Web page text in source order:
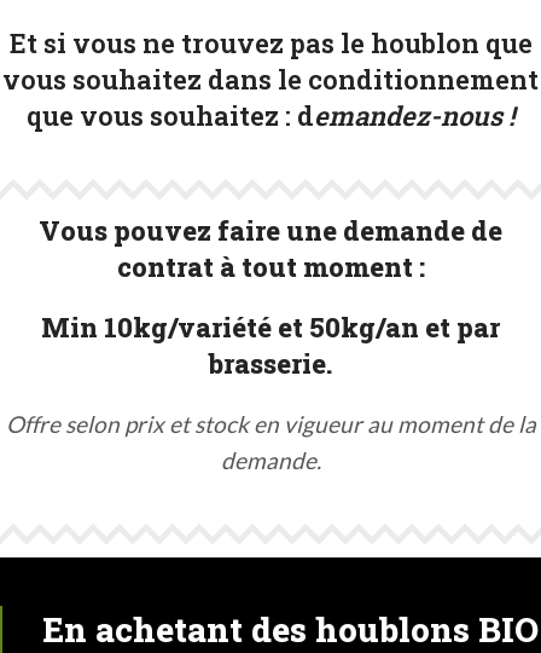
Et si vous ne trouvez pas le houblon que
vous souhaitez dans le conditionnement
que vous souhaitez : demandez-nous !
Vous pouvez faire une demande de
contrat à tout moment :
Min 10kg/variété et 50kg/an et par
brasserie.
Offre selon prix et stock en vigueur au moment de la
demande.
En achetant des houblons BIO